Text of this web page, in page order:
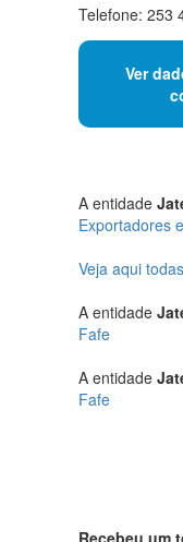
Telefone: 253
Ver
A entidade
Exportadores
Veja aqui
A entidade
Fafe
A entidade
Fafe
Recebeu um